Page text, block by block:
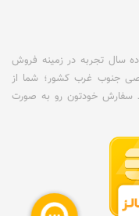
سال تجربه در زمینه فروش
جنوب غرب کشور؛ شما از
سفارش خودتون رو به صورت